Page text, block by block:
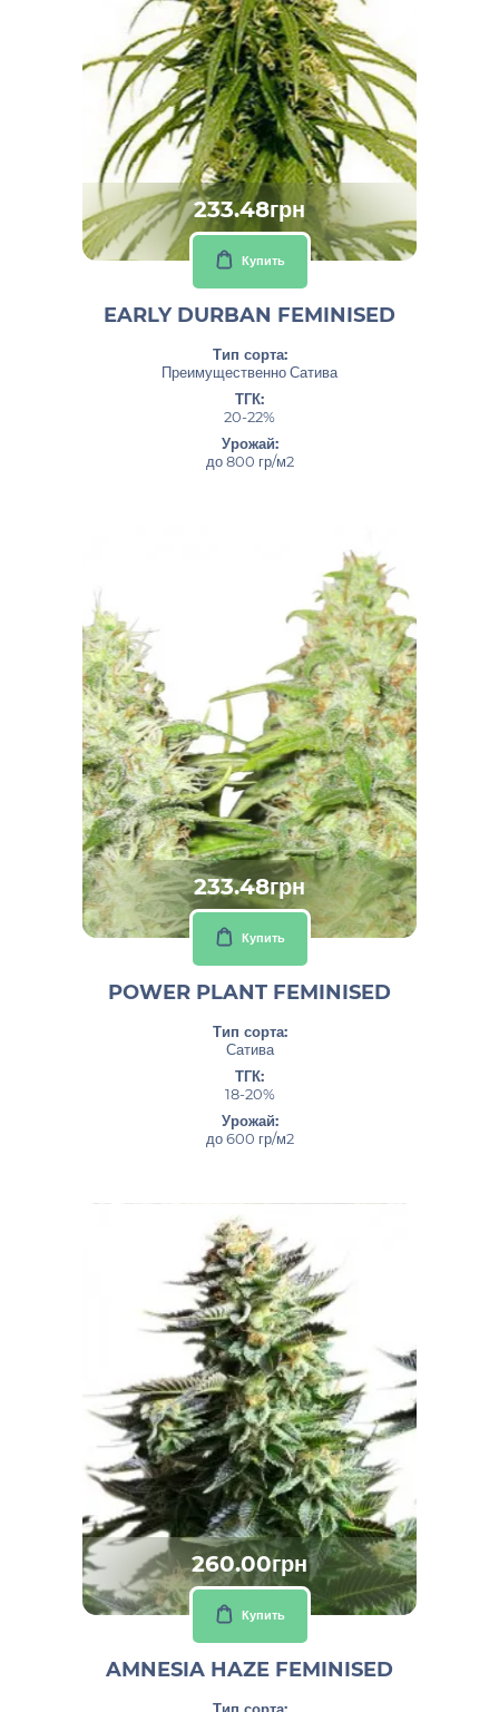
233.48грн
Купить
EARLY DURBAN FEMINISED
Тип сорта:
Преимущественно Сатива
ТГК:
20-22%
Урожай:
до 800 гр/м2
233.48грн
Купить
POWER PLANT FEMINISED
Тип сорта:
Сатива
ТГК:
18-20%
Урожай:
до 600 гр/м2
260.00грн
Купить
AMNESIA HAZE FEMINISED
Тип сорта: